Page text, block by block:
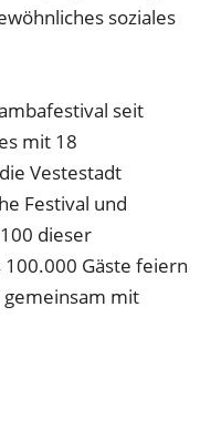
soziales
seit
mit 18
Vestestadt
Festival und
dieser
Gäste feiern
gemeinsam mit